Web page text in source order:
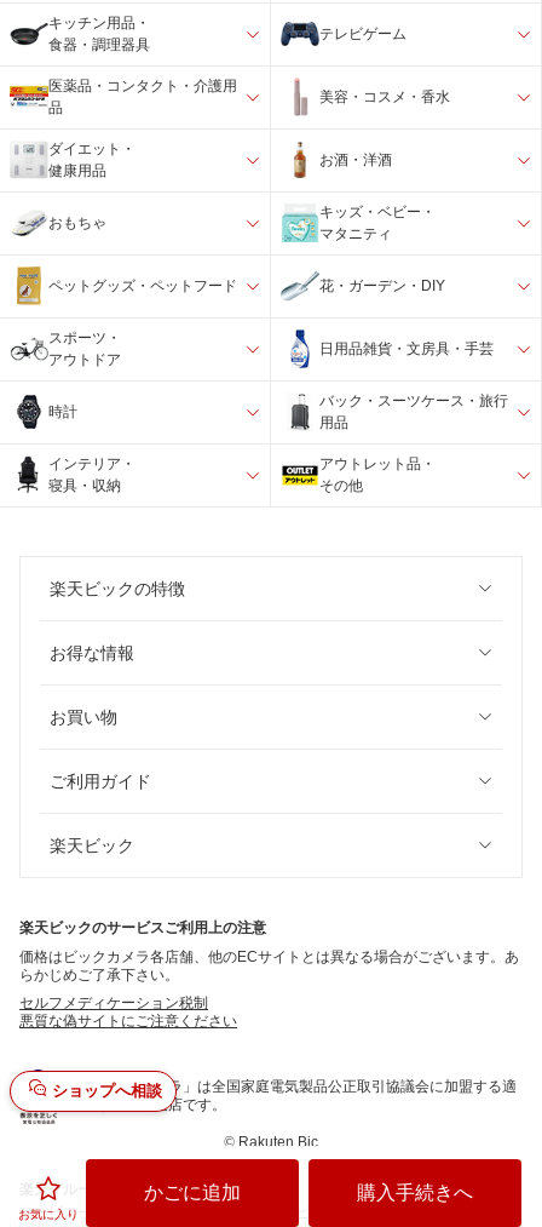
お気に入り
かごに追加 購入手続きへ
ショップへ相談
キッチン用品・
食器・調理器具
テレビゲーム
医薬品・コンタクト・介護用
品
美容・コスメ・香水
ダイエット・
健康用品
お酒・洋酒
おもちゃ
キッズ・ベビー・
マタニティ
ペットグッズ・ペットフード 花・ガーデン・DIY
スポーツ・
アウトドア
日用品雑貨・文房具・手芸
時計
バック・スーツケース・旅行
用品
インテリア・
寝具・収納
アウトレット品・
その他
楽天ビックの特徴
お得な情報
お買い物
ご利用ガイド
楽天ビック
楽天ビックのサービスご利用上の注意
価格はビックカメラ各店舗、他のECサイトとは異なる場合がございます。あ
らかじめご了承下さい。
セルフメディケーション税制
悪質な偽サイトにご注意ください
「ビックカメラ」は全国家庭電気製品公正取引協議会に加盟する適
正な表示推進店です。
© Rakuten Bic
楽天グループ
サービス一覧